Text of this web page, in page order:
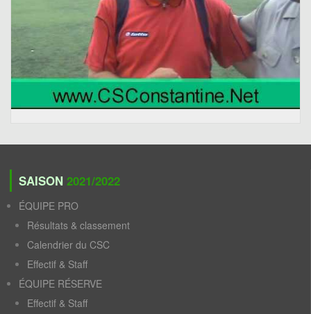
SAISON 2021/2022
ÉQUIPE PRO
Résultats & classement
Calendrier du CSC
Effectif & Staff
ÉQUIPE RÉSERVE
Effectif & Staff